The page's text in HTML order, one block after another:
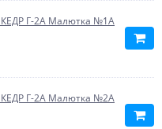
КЕДР Г-2А Малютка №1А
КЕДР Г-2А Малютка №2А